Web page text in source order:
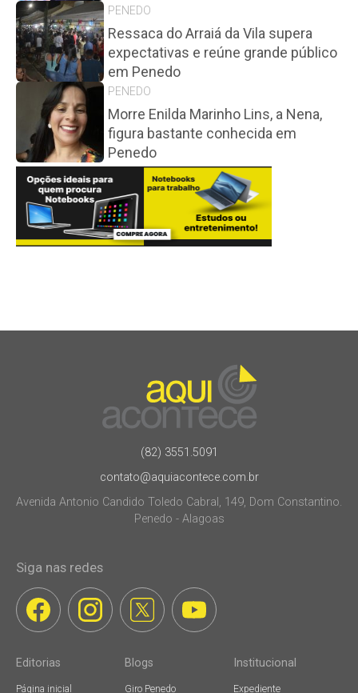
PENEDO
Ressaca do Arraiá da Vila supera
expectativas e reúne grande público
em Penedo
PENEDO
Morre Enilda Marinho Lins, a Nena,
figura bastante conhecida em
Penedo
(82) 3551.5091
contato@aquiacontece.com.br
Avenida Antonio Candido Toledo Cabral, 149, Dom Constantino.
Penedo - Alagoas
Siga nas redes
Editorias
Página inicial
Blogs
Giro Penedo
Institucional
Expediente